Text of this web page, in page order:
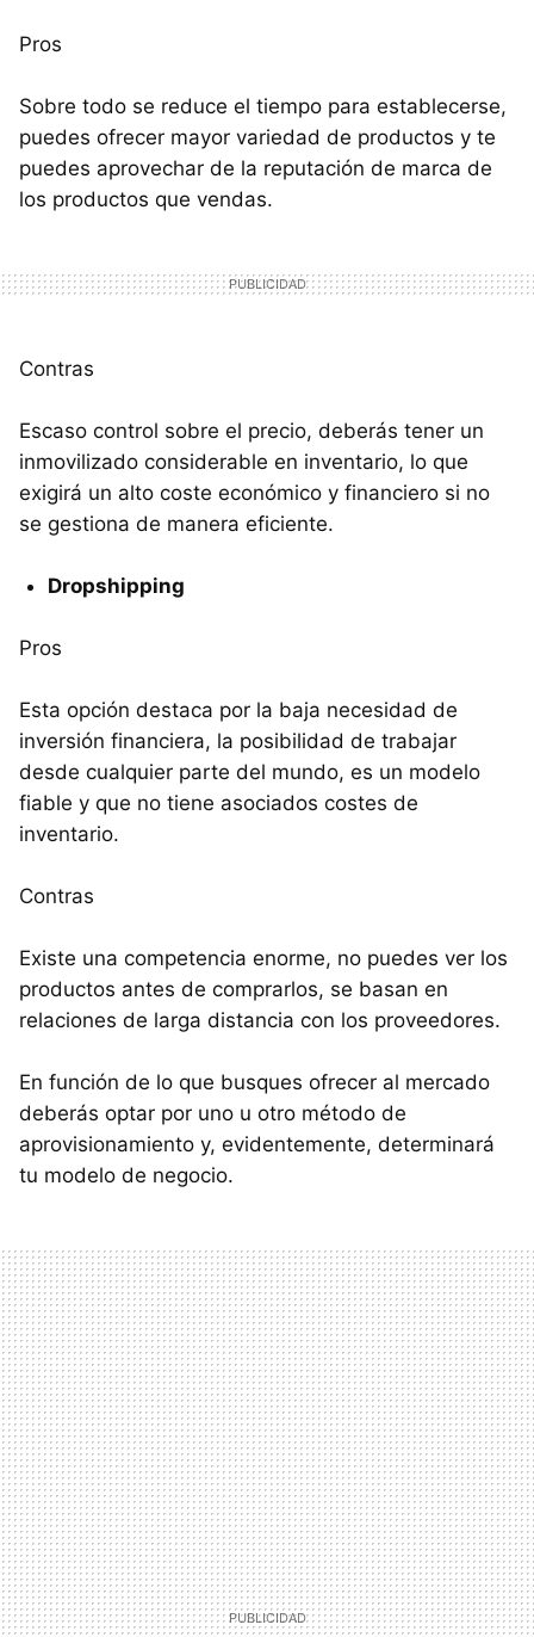
Pros
Sobre todo se reduce el tiempo para establecerse,
puedes ofrecer mayor variedad de productos y te
puedes aprovechar de la reputación de marca de
los productos que vendas.
Contras
Escaso control sobre el precio, deberás tener un
inmovilizado considerable en inventario, lo que
exigirá un alto coste económico y financiero si no
se gestiona de manera eficiente.
Dropshipping
Pros
Esta opción destaca por la baja necesidad de
inversión financiera, la posibilidad de trabajar
desde cualquier parte del mundo, es un modelo
fiable y que no tiene asociados costes de
inventario.
Contras
Existe una competencia enorme, no puedes ver los
productos antes de comprarlos, se basan en
relaciones de larga distancia con los proveedores.
En función de lo que busques ofrecer al mercado
deberás optar por uno u otro método de
aprovisionamiento y, evidentemente, determinará
tu modelo de negocio.